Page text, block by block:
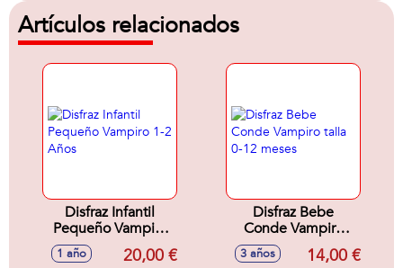
Artículos relacionados
Disfraz Infantil
Pequeño Vampiro
1-2 Años
1 año 20,00 €
Disfraz Bebe
Conde Vampiro
talla 0-12 meses
3 años 14,00 €